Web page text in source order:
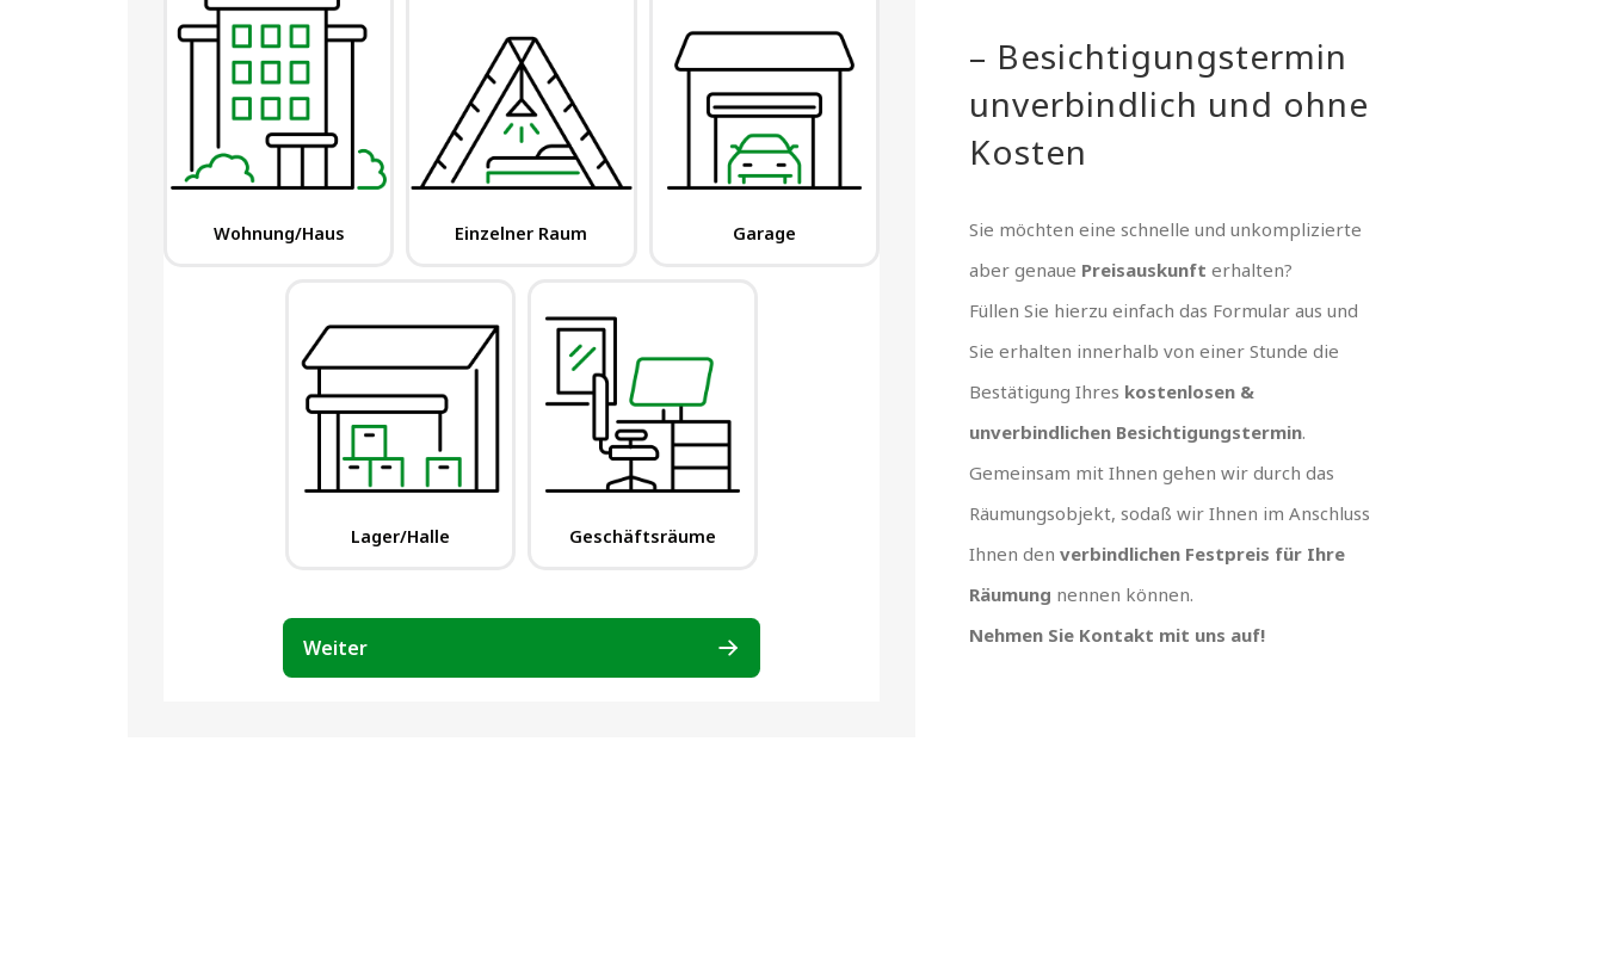
– Besichtigungstermin
unverbindlich und ohne
Kosten
Sie möchten eine schnelle und unkomplizierte
aber genaue Preisauskunft erhalten?
Füllen Sie hierzu einfach das Formular aus und
Sie erhalten innerhalb von einer Stunde die
Bestätigung Ihres kostenlosen &
unverbindlichen Besichtigungstermin.
Gemeinsam mit Ihnen gehen wir durch das
Räumungsobjekt, sodaß wir Ihnen im Anschluss
Ihnen denverbindlichen Festpreis für Ihre
Räumung nennen können.
Nehmen Sie Kontakt mit uns auf!